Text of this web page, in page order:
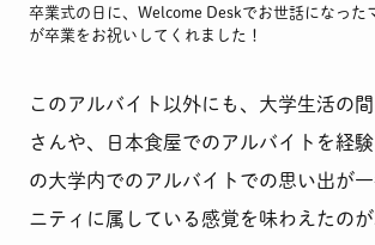
卒業式の日に、Welcome Deskでお世話になった
が卒業をお祝いしてくれました！
このアルバイト以外にも、大学生活の
さんや、日本食屋でのアルバイトを経
の大学内でのアルバイトでの思い出が
ニティに属している感覚を味わえたの